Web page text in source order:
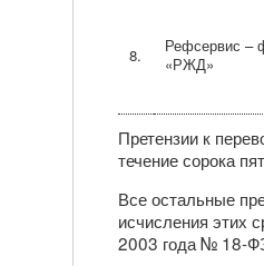
8.
Рефсервис
«РЖД»
Претензии к
течение сорока
Все остальные
исчисления этих
2003 года № 18-